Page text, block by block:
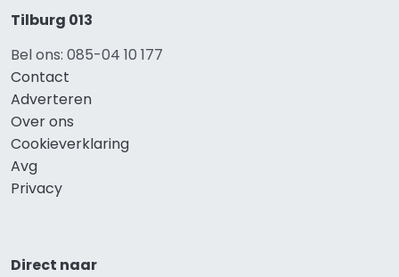
Tilburg 013
Bel ons: 085-04 10 177
Contact
Adverteren
Over ons
Cookieverklaring
Avg
Privacy
Direct naar